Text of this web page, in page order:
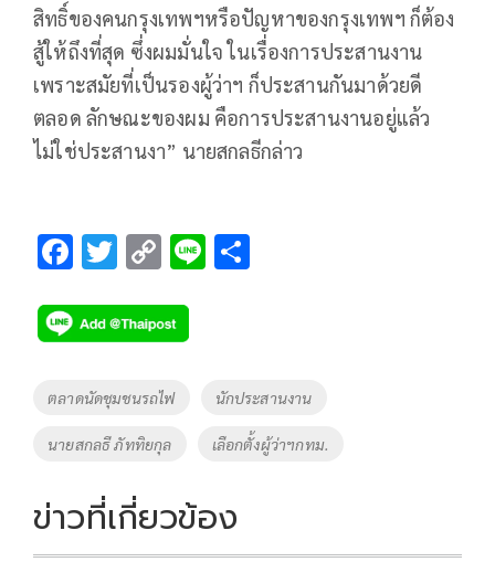
สิทธิ์ของคนกรุงเทพฯหรือปัญหาของกรุงเทพฯ ก็ต้อง
สู้ให้ถึงที่สุด ซึ่งผมมั่นใจ ในเรื่องการประสานงาน
เพราะสมัยที่เป็นรองผู้ว่าฯ ก็ประสานกันมาด้วยดี
ตลอด ลักษณะของผม คือการประสานงานอยู่แล้ว
ไม่ใช่ประสานงา” นายสกลธีกล่าว
F
e
b
o
o
k
T
tt
er
C
p
y
Li
k
Li
Tags
ตลาดนัดชุมชนรถไฟ นักประสานงาน
นายสกลธี ภัททิยกุล เลือกตั้งผู้ว่าฯกทม.
ข่าวที่เกี่ยวข้อง